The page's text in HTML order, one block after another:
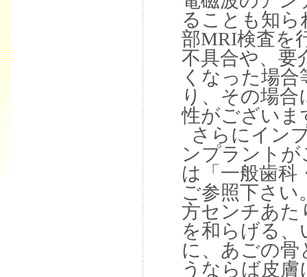
ることも知
部MRI検査を
不具合や、要
くなった場
り、その場
性がございま
さらにイン
ンプラント
は「一般歯科
ご参照下さい
方センチあた
を和らげる
に、あごの骨
うならば皮